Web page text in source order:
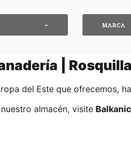
MARCA
|
del Este que ofrecemos,
almacén, visite